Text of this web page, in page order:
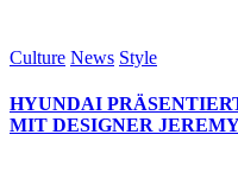
Culture News Style
HYUNDAI
MIT DESIGNER